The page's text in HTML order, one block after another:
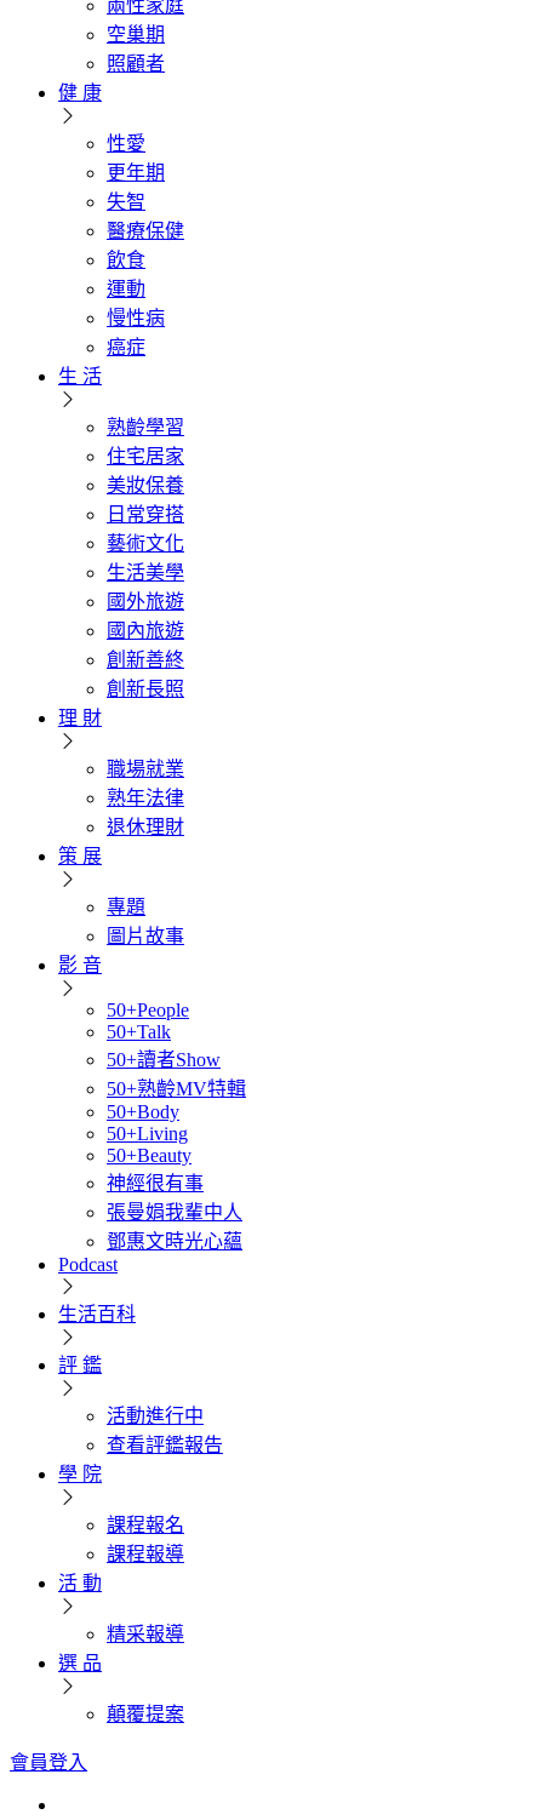
兩性家庭
空巢期
照顧者
健 康
性愛
更年期
失智
醫療保健
飲食
運動
慢性病
癌症
生 活
熟齡學習
住宅居家
美妝保養
日常穿搭
藝術文化
生活美學
國外旅遊
國內旅遊
創新善終
創新長照
理 財
職場就業
熟年法律
退休理財
策 展
專題
圖片故事
影 音
50+People
50+Talk
50+讀者Show
50+熟齡MV特輯
50+Body
50+Living
50+Beauty
神經很有事
張曼娟我輩中人
鄧惠文時光心蘊
Podcast
生活百科
評 鑑
活動進行中
查看評鑑報告
學 院
課程報名
課程報導
活 動
精采報導
選 品
顛覆提案
會員登入